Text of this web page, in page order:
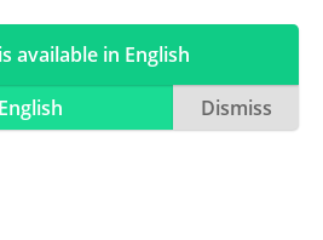
available in English
Dismiss